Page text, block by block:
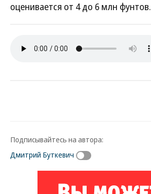
оценивается от 4 до 6 млн фунтов.
Подписывайтесь на автора:
Дмитрий Буткевич